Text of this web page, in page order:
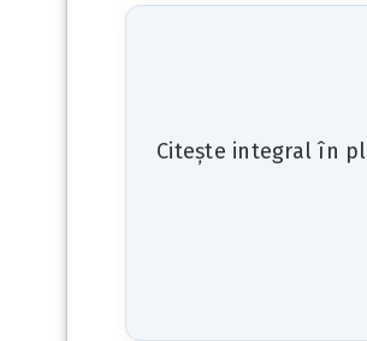
Citește integral în